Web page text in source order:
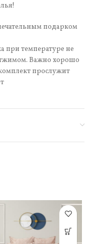
подарком
при температуре не
Важно хорошо
прослужит